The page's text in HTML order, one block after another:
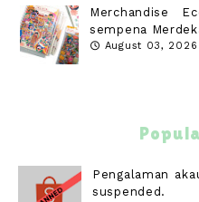
Merchandise
sempena
August 03, 2026
Pengalaman
suspended.